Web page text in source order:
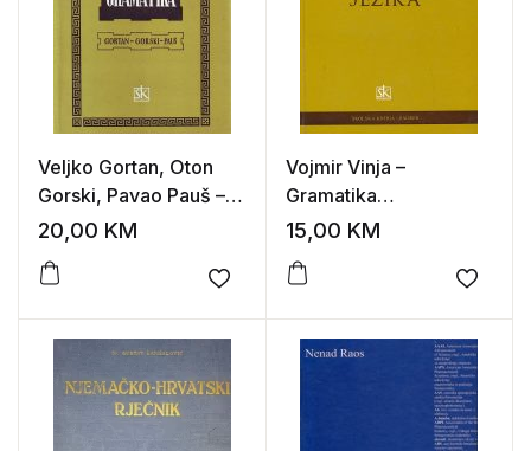
Veljko Gortan, Oton
Gorski, Pavao Pauš –
Latinska gramatika
20,00 KM
Add to wishlist
Vojmir Vinja –
Gramatika
španjololskog jezika
15,00 KM
Add